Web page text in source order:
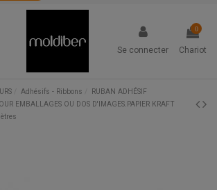
Se connecter
0
Chariot
Adhésifs - Ribbons
RUBAN ADHÉSIF
EMBALLAGES OU DOS D'IMAGES.PAPIER KRAFT